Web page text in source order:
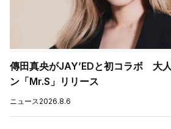
傳田真央がJAY’EDと初コラボ 大
ン「Mr.S」リリース
ニュース2026.8.6